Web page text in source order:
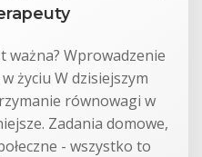
ważna? Wprowadzenie
życiu W dzisiejszym
równowagi w
Zadania domowe,
- wszystko to